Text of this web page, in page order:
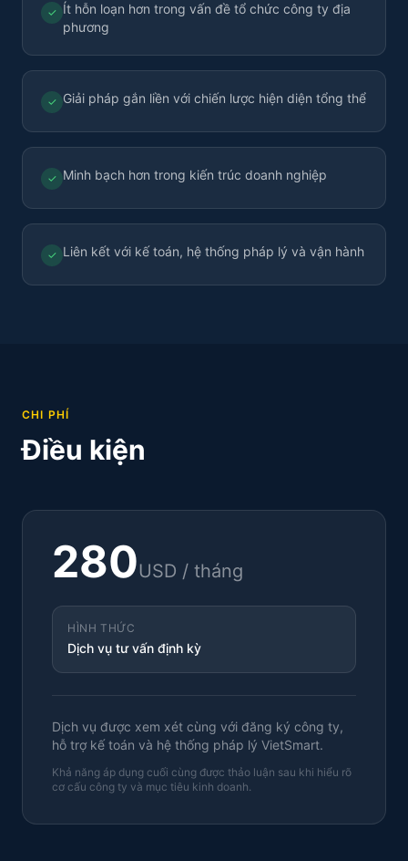
✓ Ít hỗn loạn hơn trong vấn đề tổ chức công ty địa
phương
✓ Giải pháp gắn liền với chiến lược hiện diện tổng thể
✓ Minh bạch hơn trong kiến trúc doanh nghiệp
✓ Liên kết với kế toán, hệ thống pháp lý và vận hành
CHI PHÍ
Điều kiện
280USD / tháng
HÌNH THỨC
Dịch vụ tư vấn định kỳ
Dịch vụ được xem xét cùng với đăng ký công ty,
hỗ trợ kế toán và hệ thống pháp lý VietSmart.
Khả năng áp dụng cuối cùng được thảo luận sau khi hiểu rõ
cơ cấu công ty và mục tiêu kinh doanh.